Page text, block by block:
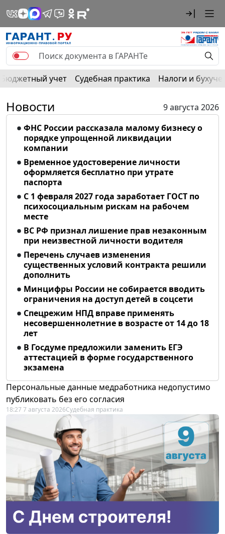
Бюджетный учет Судебная практика Налоги и
Новости
9 августа 2026
ФНС России рассказала малому бизнесу о
порядке упрощенной ликвидации
компании
Временное удостоверение личности
оформляется бесплатно при утрате
паспорта
С 1 февраля 2027 года заработает ГОСТ по
психосоциальным рискам на рабочем
месте
ВС РФ признал лишение прав незаконным
при неизвестной личности водителя
Перечень случаев изменения
существенных условий контракта решили
дополнить
Минцифры России не собирается вводить
ограничения на доступ детей в соцсети
Спецрежим НПД вправе применять
несовершеннолетние в возрасте от 14 до 18
лет
В Госдуме предложили заменить ЕГЭ
аттестацией в форме государственного
экзамена
Персональные данные медработника недопустимо
публиковать без его согласия
18:27 7 августа 2026Судебная практика